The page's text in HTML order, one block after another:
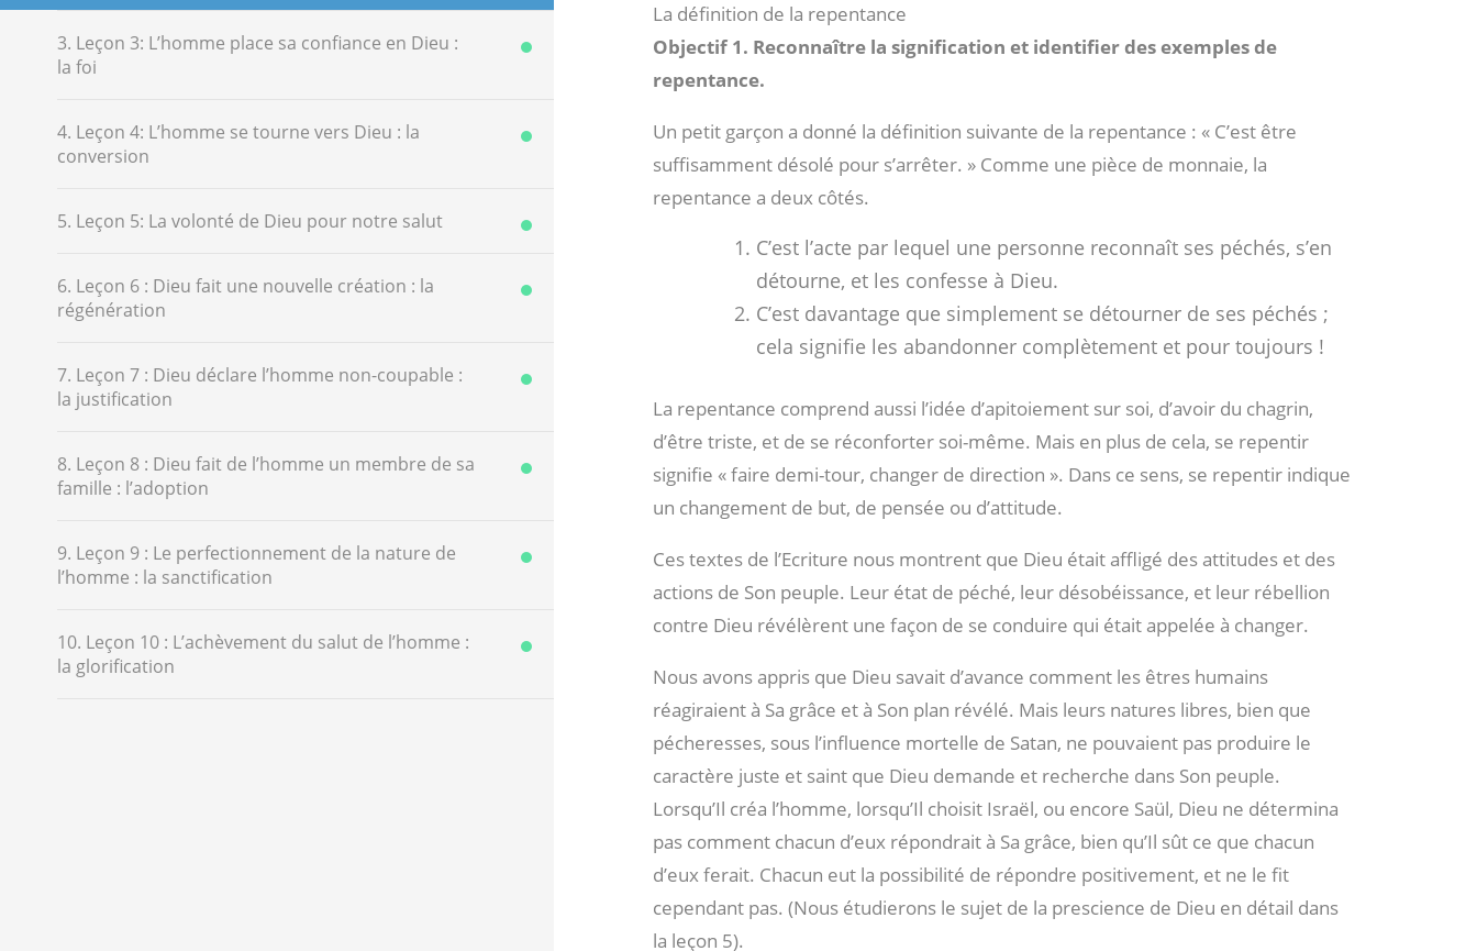
3. Leçon 3: L’homme place sa confiance en Dieu :
la foi
4. Leçon 4: L’homme se tourne vers Dieu : la
conversion
5. Leçon 5: La volonté de Dieu pour notre salut
6. Leçon 6 : Dieu fait une nouvelle création : la
régénération
7. Leçon 7 : Dieu déclare l’homme non-coupable :
la justification
8. Leçon 8 : Dieu fait de l’homme un membre de sa
famille : l’adoption
9. Leçon 9 : Le perfectionnement de la nature de
l’homme : la sanctification
10. Leçon 10 : L’achèvement du salut de l’homme :
la glorification
La définition de la repentance
Objectif 1. Reconnaître la signification et identifier des exemples de
repentance.
Un petit garçon a donné la définition suivante de la repentance : « C’est être
suffisamment désolé pour s’arrêter. » Comme une pièce de monnaie, la
repentance a deux côtés.
C’est l’acte par lequel une personne reconnaît ses péchés, s’en
détourne, et les confesse à Dieu.
C’est davantage que simplement se détourner de ses péchés ;
cela signifie les abandonner complètement et pour toujours !
La repentance comprend aussi l’idée d’apitoiement sur soi, d’avoir du chagrin,
d’être triste, et de se réconforter soi-même. Mais en plus de cela, se repentir
signifie « faire demi-tour, changer de direction ». Dans ce sens, se repentir indique
un changement de but, de pensée ou d’attitude.
Ces textes de l’Ecriture nous montrent que Dieu était affligé des attitudes et des
actions de Son peuple. Leur état de péché, leur désobéissance, et leur rébellion
contre Dieu révélèrent une façon de se conduire qui était appelée à changer.
Nous avons appris que Dieu savait d’avance comment les êtres humains
réagiraient à Sa grâce et à Son plan révélé. Mais leurs natures libres, bien que
pécheresses, sous l’influence mortelle de Satan, ne pouvaient pas produire le
caractère juste et saint que Dieu demande et recherche dans Son peuple.
Lorsqu’Il créa l’homme, lorsqu’Il choisit Israël, ou encore Saül, Dieu ne détermina
pas comment chacun d’eux répondrait à Sa grâce, bien qu’Il sût ce que chacun
d’eux ferait. Chacun eut la possibilité de répondre positivement, et ne le fit
cependant pas. (Nous étudierons le sujet de la prescience de Dieu en détail dans
la leçon 5).